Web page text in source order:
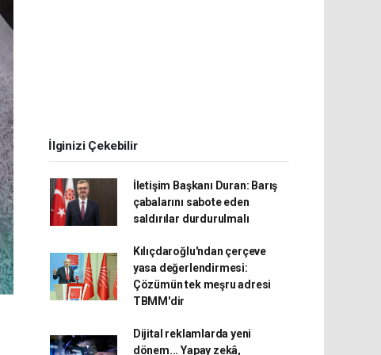
İlginizi Çekebilir
İletişim Başkanı Duran: Barış
çabalarını sabote eden
saldırılar durdurulmalı
Kılıçdaroğlu'ndan çerçeve
yasa değerlendirmesi:
Çözümün tek meşru adresi
TBMM'dir
Dijital reklamlarda yeni
dönem... Yapay zekâ,